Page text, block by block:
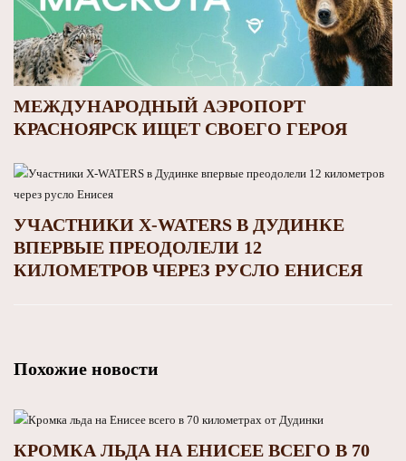
МЕЖДУНАРОДНЫЙ АЭРОПОРТ
КРАСНОЯРСК ИЩЕТ СВОЕГО ГЕРОЯ
УЧАСТНИКИ X-WATERS В ДУДИНКЕ
ВПЕРВЫЕ ПРЕОДОЛЕЛИ 12
КИЛОМЕТРОВ ЧЕРЕЗ РУСЛО ЕНИСЕЯ
Похожие новости
КРОМКА ЛЬДА НА ЕНИСЕЕ ВСЕГО В 70